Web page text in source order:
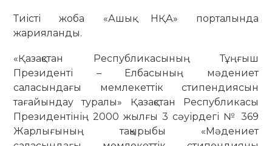
Тиісті жоба «Ашық НҚА» порталында
жарияланды.
«Қазақстан Республикасының Тұңғыш
Президенті – Елбасының мәдениет
саласындағы мемлекеттік стипендиясын
тағайындау туралы» Қазақстан Республикасы
Президентінің 2000 жылғы 3 сәуірдегі № 369
Жарлығының тақырыбы «Мәдениет